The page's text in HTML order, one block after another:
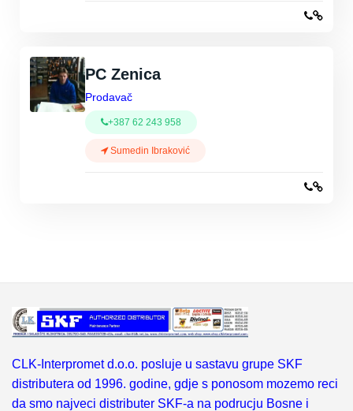
PC Zenica
Prodavač
+387 62 243 958
Sumedin Ibraković
CLK-Interpromet d.o.o. posluje u sastavu grupe SKF
distributera od 1996. godine, gdje s ponosom mozemo reci
da smo najveci distributer SKF-a na podrucju Bosne i